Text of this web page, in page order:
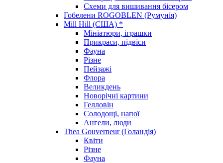
Схеми для вишивання бісером
Гобелени ROGOBLEN (Румунія)
Mill Hill (США) *
Мініатюри, іграшки
Прикраси, підвіси
Фауна
Різне
Пейзажі
Флора
Великдень
Новорічні картини
Гелловін
Солодощі, напої
Ангели, люди
Thea Gouverneur (Голандія)
Квіти
Різне
Фауна